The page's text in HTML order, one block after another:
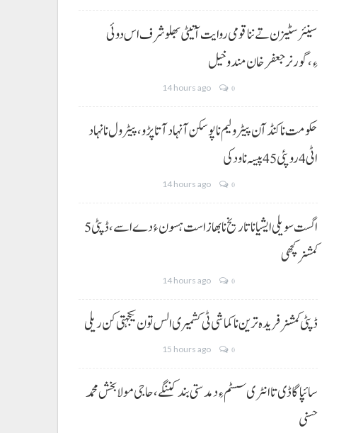
سینئر سٹیزن تے ننا قومی روایت آتیٹی بھلو شرف اس دوئی
ءِ،گورنر جعفرخان مندوخیل
14 hours ago 0
حکومت نا کنڈ آن پیٹرولیم نا پوسکن آ نہاد آتا پڑو،پیٹرول نا نہاد
اٹی 4 روپئی 45 پیسہ نا ودکی
14 hours ago 0
5 اگست سویلی ایشیا نا تاریخ نا بھاز است ہسون ءُ دے اسے،ڈپٹی
کمشنر کچھی
14 hours ago 0
ڈپٹی کمشنر فریدہ ترین نا کماشی ٹی کشمیری الس تون یکجہتی کن ریلی
15 hours ago 0
سائپا گاڈی تا انٹری سسٹم ءِ دمدستی بند کننگے، حاجی مولا بخش محمد
حسنی